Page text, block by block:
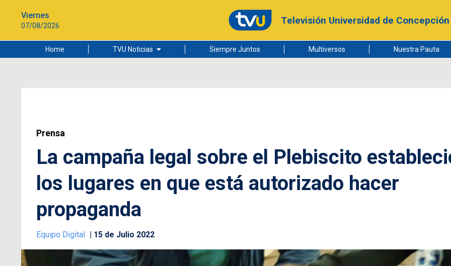
Viernes
07/08/2026 Televisión Universidad de Concepción
Home TVU Noticias
Ciudad
Siempre Juntos Multiversos Nuestra Pauta
Prensa
La campaña legal sobre el Plebiscito
los lugares en que está autorizado hacer
propaganda
Equipo Digital 15 de Julio 2022